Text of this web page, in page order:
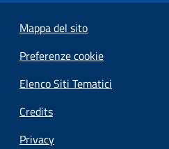
Mappa del sito
Preferenze cookie
Elenco Siti Tematici
Credits
Privacy